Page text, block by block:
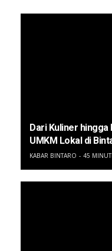
Dari Kuliner hingga
UMKM Lokal di
KABAR BINTARO 45